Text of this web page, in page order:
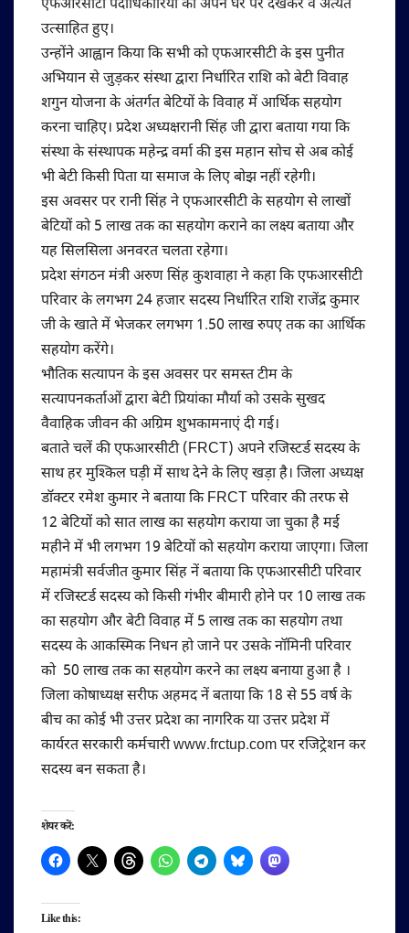
एफआरसीटी पदाधिकारियों को अपने घर पर देखकर वे अत्यंत
उत्साहित हुए।
उन्होंने आह्वान किया कि सभी को एफआरसीटी के इस पुनीत
अभियान से जुड़कर संस्था द्वारा निर्धारित राशि को बेटी विवाह
शगुन योजना के अंतर्गत बेटियों के विवाह में आर्थिक सहयोग
करना चाहिए। प्रदेश अध्यक्षरानी सिंह जी द्वारा बताया गया कि
संस्था के संस्थापक महेन्द्र वर्मा की इस महान सोच से अब कोई
भी बेटी किसी पिता या समाज के लिए बोझ नहीं रहेगी।
इस अवसर पर रानी सिंह ने एफआरसीटी के सहयोग से लाखों
बेटियों को 5 लाख तक का सहयोग कराने का लक्ष्य बताया और
यह सिलसिला अनवरत चलता रहेगा।
प्रदेश संगठन मंत्री अरुण सिंह कुशवाहा ने कहा कि एफआरसीटी
परिवार के लगभग 24 हजार सदस्य निर्धारित राशि राजेंद्र कुमार
जी के खाते में भेजकर लगभग 1.50 लाख रुपए तक का आर्थिक
सहयोग करेंगे।
भौतिक सत्यापन के इस अवसर पर समस्त टीम के
सत्यापनकर्ताओं द्वारा बेटी प्रियांका मौर्या को उसके सुखद
वैवाहिक जीवन की अग्रिम शुभकामनाएं दी गई।
बताते चलें की एफआरसीटी (FRCT) अपने रजिस्टर्ड सदस्य के
साथ हर मुश्किल घड़ी में साथ देने के लिए खड़ा है। जिला अध्यक्ष
डॉक्टर रमेश कुमार ने बताया कि FRCT परिवार की तरफ से
12 बेटियों को सात लाख का सहयोग कराया जा चुका है मई
महीने में भी लगभग 19 बेटियों को सहयोग कराया जाएगा। जिला
महामंत्री सर्वजीत कुमार सिंह नें बताया कि एफआरसीटी परिवार
में रजिस्टर्ड सदस्य को किसी गंभीर बीमारी होने पर 10 लाख तक
का सहयोग और बेटी विवाह में 5 लाख तक का सहयोग तथा
सदस्य के आकस्मिक निधन हो जाने पर उसके नॉमिनी परिवार
को 50 लाख तक का सहयोग करने का लक्ष्य बनाया हुआ है ।
जिला कोषाध्यक्ष सरीफ अहमद नें बताया कि 18 से 55 वर्ष के
बीच का कोई भी उत्तर प्रदेश का नागरिक या उत्तर प्रदेश में
कार्यरत सरकारी कर्मचारी www.frctup.com पर रजिट्रेशन कर
सदस्य बन सकता है।
शेयर करें:
Like this: